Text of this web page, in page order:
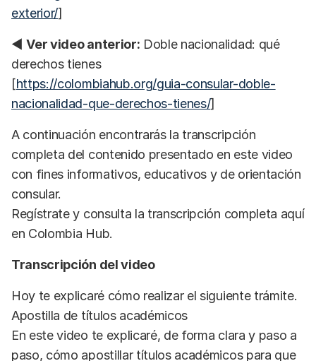
exterior/]
◀Ver video anterior: Doble nacionalidad: qué
derechos tienes
[https://colombiahub.org/guia-consular-doble-
nacionalidad-que-derechos-tienes/]
A continuación encontrarás la transcripción
completa del contenido presentado en este video
con fines informativos, educativos y de orientación
consular.
Regístrate y consulta la transcripción completa aquí
en Colombia Hub.
Transcripción del video
Hoy te explicaré cómo realizar el siguiente trámite.
Apostilla de títulos académicos
En este video te explicaré, de forma clara y paso a
paso, cómo apostillar títulos académicos para que